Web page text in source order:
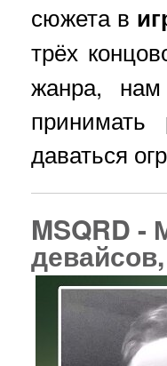
сюжета в
трёх
жанра, нам
даваться
MSQRD -